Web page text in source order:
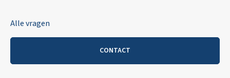
Alle vragen
CONTACT